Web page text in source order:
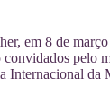
em 8 de
pelo
da